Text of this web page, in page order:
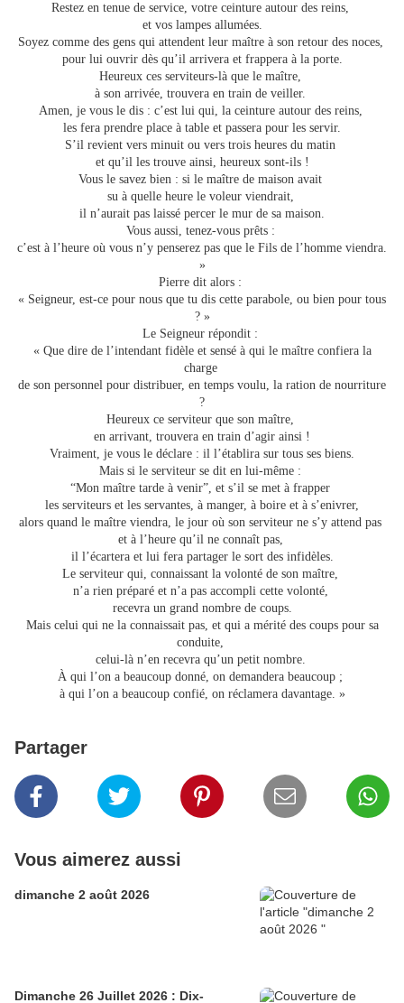
Restez en tenue de service, votre ceinture autour des reins,
et vos lampes allumées.
Soyez comme des gens qui attendent leur maître à son retour des noces,
pour lui ouvrir dès qu’il arrivera et frappera à la porte.
Heureux ces serviteurs-là que le maître,
à son arrivée, trouvera en train de veiller.
Amen, je vous le dis : c’est lui qui, la ceinture autour des reins,
les fera prendre place à table et passera pour les servir.
S’il revient vers minuit ou vers trois heures du matin
et qu’il les trouve ainsi, heureux sont-ils !
Vous le savez bien : si le maître de maison avait
su à quelle heure le voleur viendrait,
il n’aurait pas laissé percer le mur de sa maison.
Vous aussi, tenez-vous prêts :
c’est à l’heure où vous n’y penserez pas que le Fils de l’homme viendra.
»
Pierre dit alors :
« Seigneur, est-ce pour nous que tu dis cette parabole, ou bien pour tous
? »
Le Seigneur répondit :
« Que dire de l’intendant fidèle et sensé à qui le maître confiera la
charge
de son personnel pour distribuer, en temps voulu, la ration de nourriture
?
Heureux ce serviteur que son maître,
en arrivant, trouvera en train d’agir ainsi !
Vraiment, je vous le déclare : il l’établira sur tous ses biens.
Mais si le serviteur se dit en lui-même :
“Mon maître tarde à venir”, et s’il se met à frapper
les serviteurs et les servantes, à manger, à boire et à s’enivrer,
alors quand le maître viendra, le jour où son serviteur ne s’y attend pas
et à l’heure qu’il ne connaît pas,
il l’écartera et lui fera partager le sort des infidèles.
Le serviteur qui, connaissant la volonté de son maître,
n’a rien préparé et n’a pas accompli cette volonté,
recevra un grand nombre de coups.
Mais celui qui ne la connaissait pas, et qui a mérité des coups pour sa
conduite,
celui-là n’en recevra qu’un petit nombre.
À qui l’on a beaucoup donné, on demandera beaucoup ;
à qui l’on a beaucoup confié, on réclamera davantage. »
Partager
Vous aimerez aussi
dimanche 2 août 2026
Dimanche 26 Juillet 2026 : Dix-